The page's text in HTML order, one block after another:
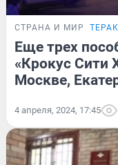
СТРАНА И МИР
Еще трех
«Крокус Сити
Москве,
4 апреля, 2024, 17:45